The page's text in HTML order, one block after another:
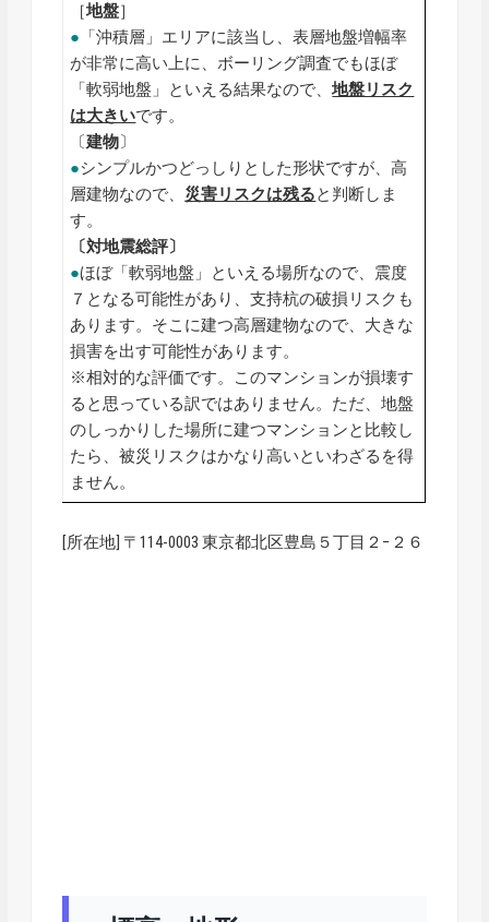
［地盤］
● 「沖積層」エリアに該当し、表層地盤増幅率
が非常に高い上に、ボーリング調査でもほぼ
「軟弱地盤」といえる結果なので、地盤リスク
は大きいです。
〔建物〕
●シンプルかつどっしりとした形状ですが、高
層建物なので、 災害リスクは残ると判断しま
す。
〔対地震総評〕
●ほぼ「軟弱地盤」といえる場所なので、震度
７となる可能性があり、支持杭の破損リスクも
あります。そこに建つ高層建物なので、大きな
損害を出す可能性があります。
※相対的な評価です。このマンションが損壊す
ると思っている訳ではありません。ただ、地盤
のしっかりした場所に建つマンションと比較し
たら、被災リスクはかなり高いといわざるを得
ません。
[所在地] 〒114-0003 東京都北区豊島５丁目２−２６